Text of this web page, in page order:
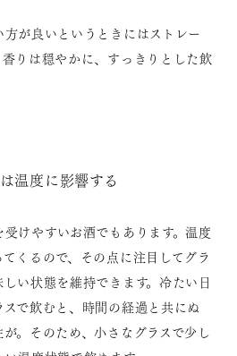
が良いというときにはストレー
りは穏やかに、すっきりとした飲
温度に影響する
けやすいお酒でもあります。温度
くるので、その点に注目してグラ
い状態を維持できます。冷たい日
で飲むと、時間の経過と共にぬ
。そのため、小さなグラスで少し